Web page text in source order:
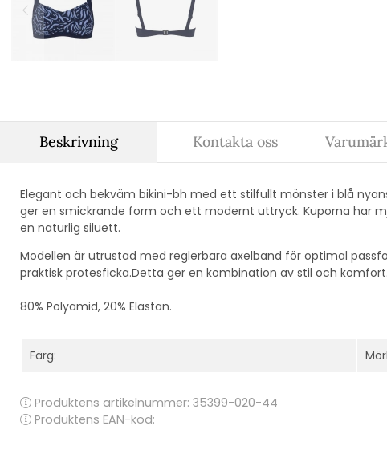
Beskrivning
Elegant och bekväm bikini-bh med ett stilfullt mönster i blå
ger en smickrande form och ett modernt uttryck. Kuporna har
en naturlig siluett.
Modellen är utrustad med reglerbara axelband för optimal
praktisk protesficka.Detta ger en kombination av stil och komfort.
80% Polyamid, 20% Elastan.
Färg:
Produktens artikelnummer: 35399-020-44
Produktens EAN-kod:
Kontakta oss